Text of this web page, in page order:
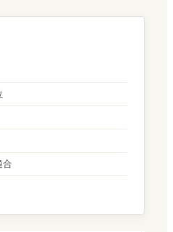
合